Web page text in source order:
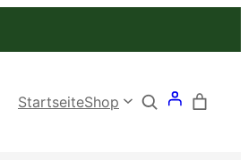
StartseiteShop Search